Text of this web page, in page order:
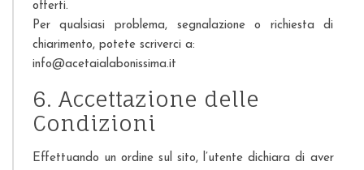
offerti.
Per qualsiasi problema, segnalazione o richiesta di
chiarimento, potete scriverci a:
info@acetaialabonissima.it
6. Accettazione delle
Condizioni
Effettuando un ordine sul sito, l’utente dichiara di aver